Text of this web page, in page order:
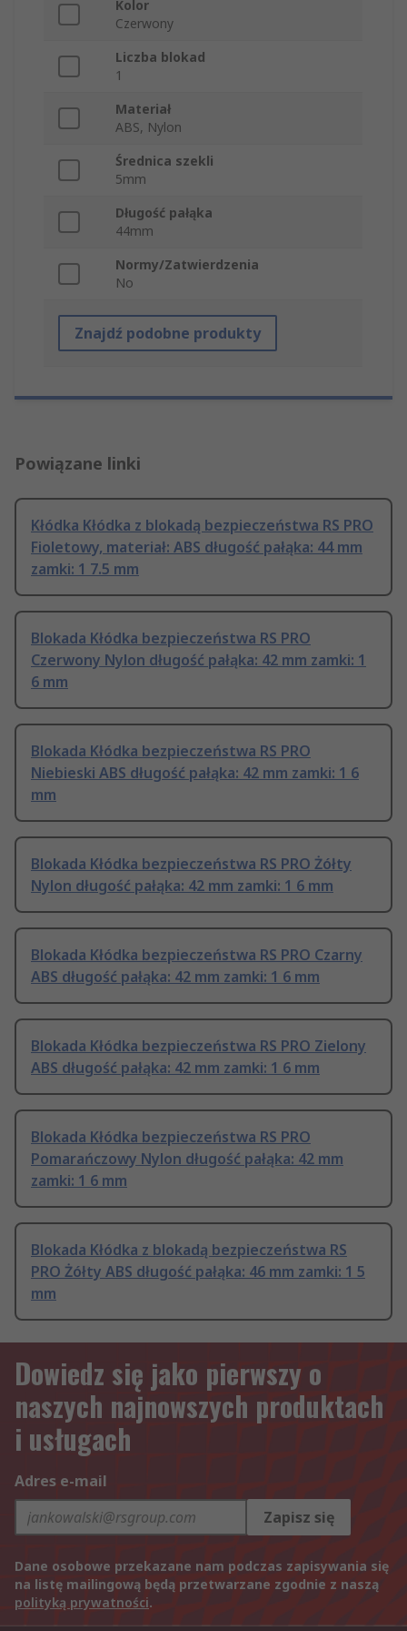
Kolor
Czerwony
Liczba blokad
1
Materiał
ABS, Nylon
Średnica szekli
5mm
Długość pałąka
44mm
Normy/Zatwierdzenia
No
Znajdź podobne produkty
Powiązane linki
Kłódka Kłódka z blokadą bezpieczeństwa RS PRO
Fioletowy, materiał: ABS długość pałąka: 44 mm
zamki: 1 7.5 mm
Blokada Kłódka bezpieczeństwa RS PRO
Czerwony Nylon długość pałąka: 42 mm zamki: 1
6 mm
Blokada Kłódka bezpieczeństwa RS PRO
Niebieski ABS długość pałąka: 42 mm zamki: 1 6
mm
Blokada Kłódka bezpieczeństwa RS PRO Żółty
Nylon długość pałąka: 42 mm zamki: 1 6 mm
Blokada Kłódka bezpieczeństwa RS PRO Czarny
ABS długość pałąka: 42 mm zamki: 1 6 mm
Blokada Kłódka bezpieczeństwa RS PRO Zielony
ABS długość pałąka: 42 mm zamki: 1 6 mm
Blokada Kłódka bezpieczeństwa RS PRO
Pomarańczowy Nylon długość pałąka: 42 mm
zamki: 1 6 mm
Blokada Kłódka z blokadą bezpieczeństwa RS
PRO Żółty ABS długość pałąka: 46 mm zamki: 1 5
mm
Dowiedz się jako pierwszy o
naszych najnowszych produktach
i usługach
Adres e-mail
Zapisz się
Dane osobowe przekazane nam podczas zapisywania się
na listę mailingową będą przetwarzane zgodnie z naszą
polityką prywatności.